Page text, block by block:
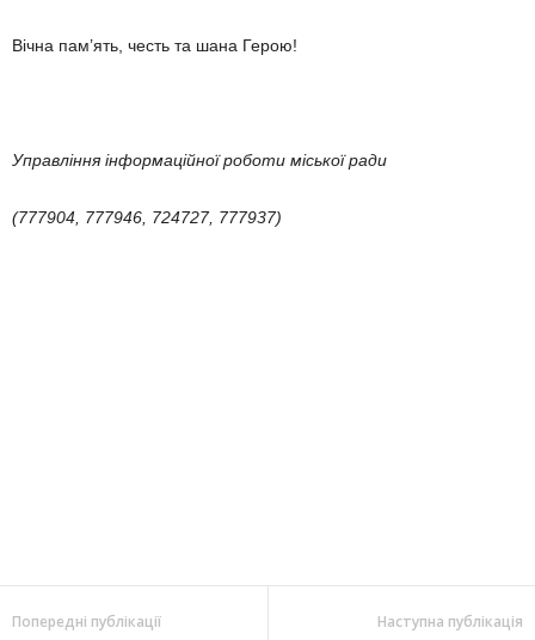
Вічна пам’ять, честь та шана Герою!
Управління інформаційної роботи міської ради
(777904, 777946, 724727, 777937)
Попередні публікації Наступна публікація